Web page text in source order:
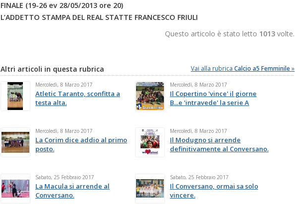
FINALE (19-26 ev 28/05/2013 ore 20)
L’ADDETTO STAMPA DEL REAL STATTE FRANCESCO FRIULI
Questo articolo è stato letto 1013 volte.
Vai alla rubrica Calcio a5 Femminile»
Altri articoli in questa rubrica
Mercoledì, 8 Marzo 2017
Atletic Taranto, sconfitta a
testa alta.
Mercoledì, 8 Marzo 2017
Il Copertino 'vince' il giorne
B...e 'intravede' la serie A
Mercoledì, 8 Marzo 2017
La Corim dice addio al primo
posto.
Mercoledì, 8 Marzo 2017
Il Modugno si arrende
definitivamente al Conversano.
Sabato, 25 Febbraio 2017
La Macula si arrende al
Conversano.
Sabato, 25 Febbraio 2017
Il Conversano, ormai sa solo
vincere.